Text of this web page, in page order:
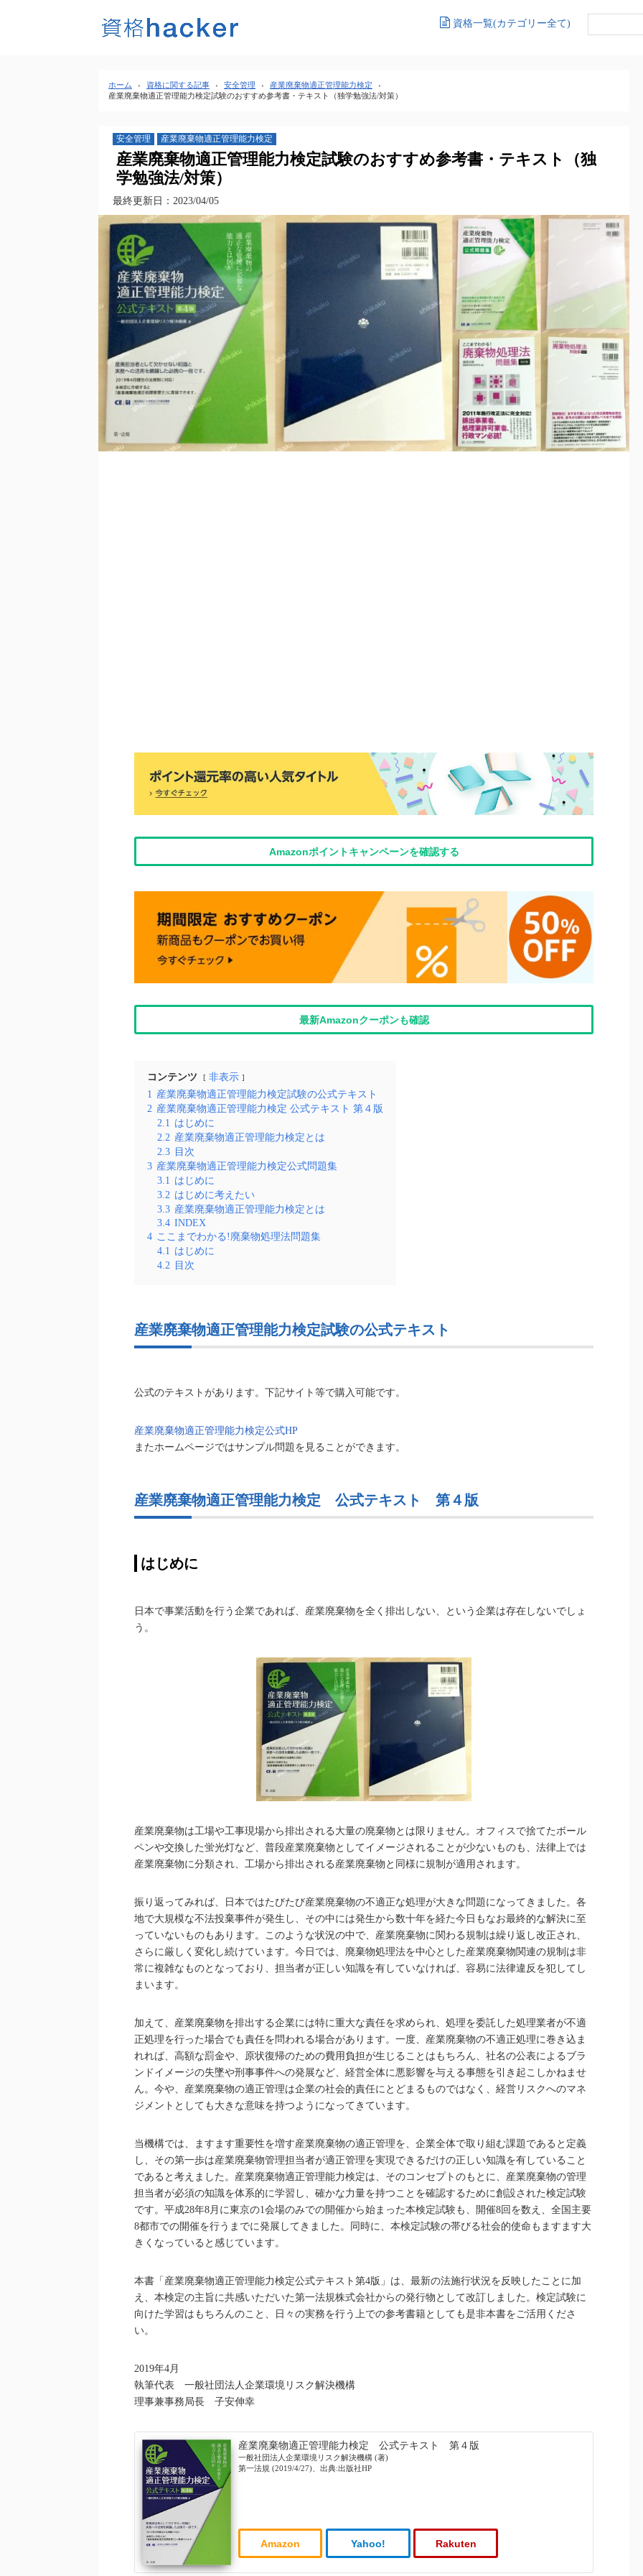
資格一覧(カテゴリー全て)
ホーム › 資格に関する記事 › 安全管理 › 産業廃棄物適正管理能力検定
›
産業廃棄物適正管理能力検定試験のおすすめ参考書・テキスト（独学勉強法/対策）
安全管理 産業廃棄物適正管理能力検定
産業廃棄物適正管理能力検定試験のおすすめ参考書・テキスト（独
学勉強法/対策）
最終更新日：2023/04/05
Amazonポイントキャンペーンを確認する
最新Amazonクーポンも確認
コンテンツ
非表示
1 産業廃棄物適正管理能力検定試験の公式テキスト
2 産業廃棄物適正管理能力検定 公式テキスト 第４版
2.1 はじめに
2.2 産業廃棄物適正管理能力検定とは
2.3 目次
3 産業廃棄物適正管理能力検定公式問題集
3.1 はじめに
3.2 はじめに考えたい
3.3 産業廃棄物適正管理能力検定とは
3.4 INDEX
4 ここまでわかる!廃棄物処理法問題集
4.1 はじめに
4.2 目次
産業廃棄物適正管理能力検定試験の公式テキスト
公式のテキストがあります。下記サイト等で購入可能です。
産業廃棄物適正管理能力検定公式HP
またホームページではサンプル問題を見ることができます。
産業廃棄物適正管理能力検定 公式テキスト 第４版
はじめに
日本で事業活動を行う企業であれば、産業廃棄物を全く排出しない、という企業は存在しないでしょ
う。
産業廃棄物は工場や工事現場から排出される大量の廃棄物とは限りません。オフィスで捨てたボール
ペンや交換した蛍光灯など、普段産業廃棄物としてイメージされることが少ないものも、法律上では
産業廃棄物に分類され、工場から排出される産業廃棄物と同様に規制が適用されます。
振り返ってみれば、日本ではたびたび産業廃棄物の不適正な処理が大きな問題になってきました。各
地で大規模な不法投棄事件が発生し、その中には発生から数十年を経た今日もなお最終的な解決に至
っていないものもあります。このような状況の中で、産業廃棄物に関わる規制は繰り返し改正され、
さらに厳しく変化し続けています。今日では、廃棄物処理法を中心とした産業廃棄物関連の規制は非
常に複雑なものとなっており、担当者が正しい知識を有していなければ、容易に法律違反を犯してし
まいます。
加えて、産業廃棄物を排出する企業には特に重大な責任を求められ、処理を委託した処理業者が不適
正処理を行った場合でも責任を問われる場合があります。一度、産業廃棄物の不適正処理に巻き込ま
れれば、高額な罰金や、原状復帰のための費用負担が生じることはもちろん、社名の公表によるブラ
ンドイメージの失墜や刑事事件への発展など、経営全体に悪影響を与える事態を引き起こしかねませ
ん。今や、産業廃棄物の適正管理は企業の社会的責任にとどまるものではなく、経営リスクへのマネ
ジメントとしても大きな意味を持つようになってきています。
当機構では、ますます重要性を増す産業廃棄物の適正管理を、企業全体で取り組む課題であると定義
し、その第一歩は産業廃棄物管理担当者が適正管理を実現できるだけの正しい知識を有していること
であると考えました。産業廃棄物適正管理能力検定は、そのコンセプトのもとに、産業廃棄物の管理
担当者が必須の知識を体系的に学習し、確かな力量を持つことを確認するために創設された検定試験
です。平成28年8月に東京の1会場のみでの開催から始まった本検定試験も、開催8回を数え、全国主要
8都市での開催を行うまでに発展してきました。同時に、本検定試験の帯びる社会的使命もますます大
きくなっていると感じています。
本書「産業廃棄物適正管理能力検定公式テキスト第4版」は、最新の法施行状況を反映したことに加
え、本検定の主旨に共感いただいた第一法規株式会社からの発行物として改訂しました。検定試験に
向けた学習はもちろんのこと、日々の実務を行う上での参考書籍としても是非本書をご活用くださ
い。
2019年4月
執筆代表 一般社団法人企業環境リスク解決機構
理事兼事務局長 子安伸幸
産業廃棄物適正管理能力検定 公式テキスト 第４版
一般社団法人企業環境リスク解決機構 (著)
第一法規 (2019/4/27)、出典:出版社HP
Amazon Yahoo! Rakuten